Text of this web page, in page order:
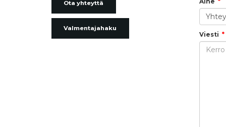
Ota yhteyttä
Valmentajahaku
Viesti